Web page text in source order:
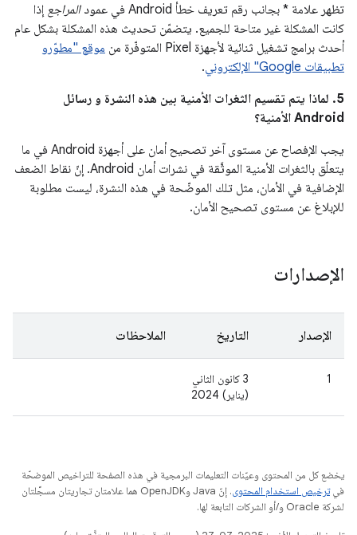
تظهر علامة * بجانب رقم تعريف خطأ Android في عمود
المراجع إذا
كانت المشكلة غير متاحة للجميع. يتضمّن تحديث هذه المشكلة بشكل عام
أحدث برامج تشغيل ثنائية لأجهزة Pixel المتوفّرة من
موقع "مطوّرو
تطبيقات Google" الإلكتروني
.
5. لماذا يتم تقسيم الثغرات الأمنية بين هذه النشرة و رسائل
Android الأمنية؟
يجب الإفصاح عن مستوى آخر تصحيح أمان على أجهزة Android في ما
يتعلّق بالثغرات الأمنية الموثَّقة في نشرات أمان Android. إنّ نقاط الضعف
الإضافية في الأمان، مثل تلك الموضّحة في هذه النشرة، ليست مطلوبة
للإبلاغ عن مستوى تصحيح الأمان.
الإصدارات
الإصدار التاريخ الملاحظات
1
3 كانون الثاني
(يناير) 2024
يخضع كل من المحتوى وعيّنات التعليمات البرمجية في هذه الصفحة للتراخيص الموضحّة
فيترخيص استخدام المحتوى
. إنّ Java وOpenJDK هما علامتان تجاريتان مسجَّلتان
لشركة Oracle و/أو الشركات التابعة لها.